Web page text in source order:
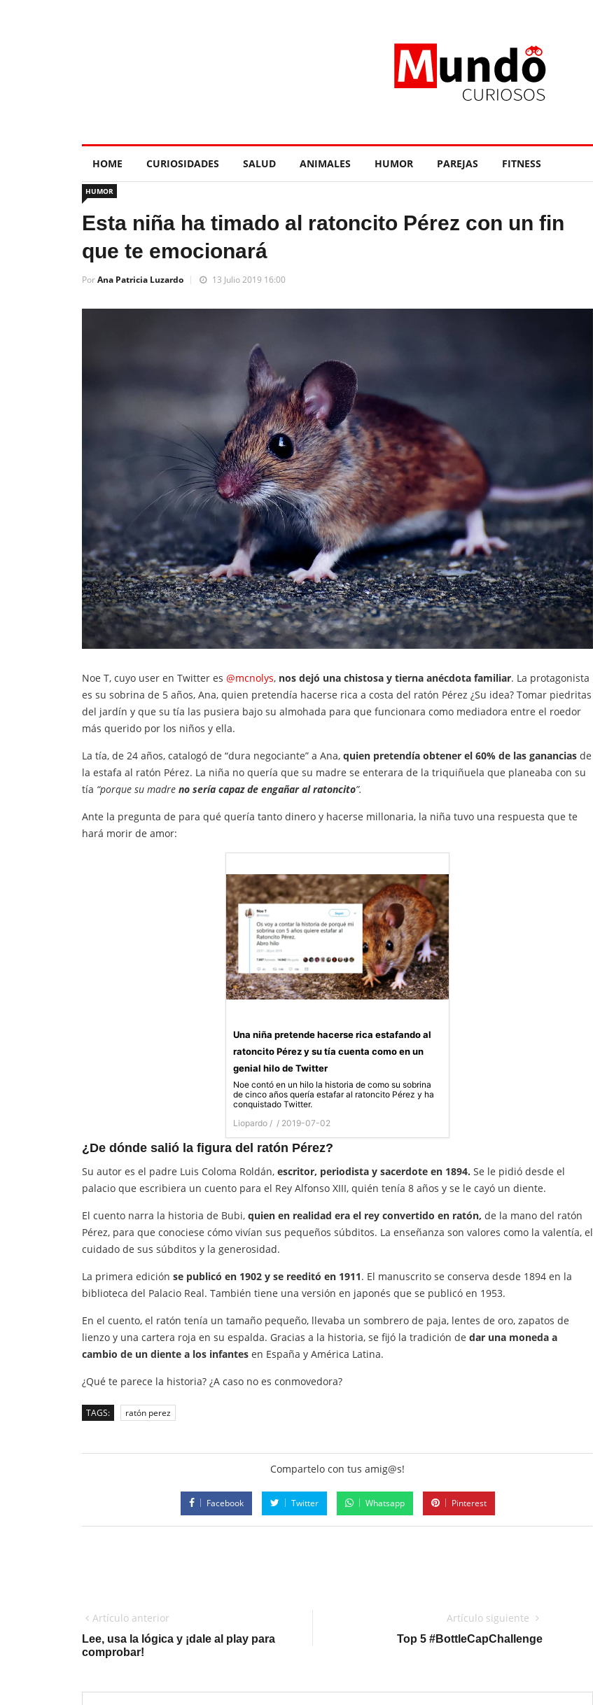
HOME CURIOSIDADES SALUD ANIMALES HUMOR PAREJAS FITNESS
HUMOR
Esta niña ha timado al ratoncito Pérez con un fin
que te emocionará
PorAna Patricia Luzardo 13 Julio 2019 16:00
Noe T, cuyo user en Twitter es @mcnolys, nos dejó una chistosa y tierna anécdota familiar. La protagonista
es su sobrina de 5 años, Ana, quien pretendía hacerse rica a costa del ratón Pérez ¿Su idea? Tomar piedritas
del jardín y que su tía las pusiera bajo su almohada para que funcionara como mediadora entre el roedor
más querido por los niños y ella.
La tía, de 24 años, catalogó de “dura negociante” a Ana, quien pretendía obtener el 60% de las ganancias de
la estafa al ratón Pérez. La niña no quería que su madre se enterara de la triquiñuela que planeaba con su
tía “porque su madre no sería capaz de engañar al ratoncito”.
Ante la pregunta de para qué quería tanto dinero y hacerse millonaria, la niña tuvo una respuesta que te
hará morir de amor:
Una niña pretende hacerse rica estafando al
ratoncito Pérez y su tía cuenta como en un
genial hilo de Twitter
Noe contó en un hilo la historia de como su sobrina
de cinco años quería estafar al ratoncito Pérez y ha
conquistado Twitter.
Liopardo / / 2019-07-02
¿De dónde salió la figura del ratón Pérez?
Su autor es el padre Luis Coloma Roldán, escritor, periodista y sacerdote en 1894. Se le pidió desde el
palacio que escribiera un cuento para el Rey Alfonso XIII, quién tenía 8 años y se le cayó un diente.
El cuento narra la historia de Bubi, quien en realidad era el rey convertido en ratón, de la mano del ratón
Pérez, para que conociese cómo vivían sus pequeños súbditos. La enseñanza son valores como la valentía, el
cuidado de sus súbditos y la generosidad.
La primera edición se publicó en 1902 y se reeditó en 1911. El manuscrito se conserva desde 1894 en la
biblioteca del Palacio Real. También tiene una versión en japonés que se publicó en 1953.
En el cuento, el ratón tenía un tamaño pequeño, llevaba un sombrero de paja, lentes de oro, zapatos de
lienzo y una cartera roja en su espalda. Gracias a la historia, se fijó la tradición de dar una moneda a
cambio de un diente a los infantes en España y América Latina.
¿Qué te parece la historia? ¿A caso no es conmovedora?
TAGS: ratón perez
Compartelo con tus amig@s!
Facebook Twitter Whatsapp Pinterest
Artículo anterior
Lee, usa la lógica y ¡dale al play para
comprobar!
Artículo siguiente
Top 5 #BottleCapChallenge